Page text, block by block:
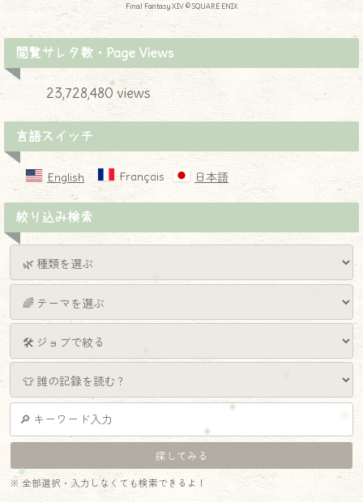
Final Fantasy XIV © SQUARE ENIX
閲覧サレタ数・Page Views
23,728,480 views
言語スイッチ
English Français 日本語
絞り込み検索
※ 全部選択・入力しなくても検索できるよ！